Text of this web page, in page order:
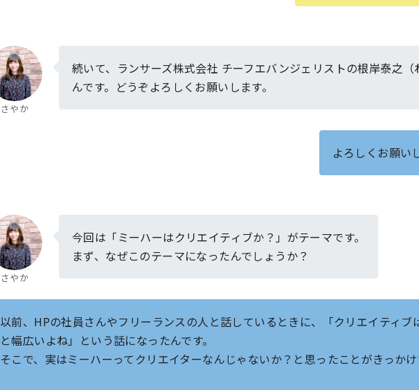
さやか
続いて、ランサーズ株式会社 チーフエバンジェリストの根岸泰之（
んです。どうぞよろしくお願いします。
よろしくお願い
さやか
今回は「ミーハーはクリエイティブか？」がテーマです。
まず、なぜこのテーマになったんでしょうか？
以前、HPの社員さんやフリーランスの人と話しているときに、「クリエイティブ
と幅広いよね」という話になったんです。
そこで、実はミーハーってクリエイターなんじゃないか？と思ったことがきっかけ